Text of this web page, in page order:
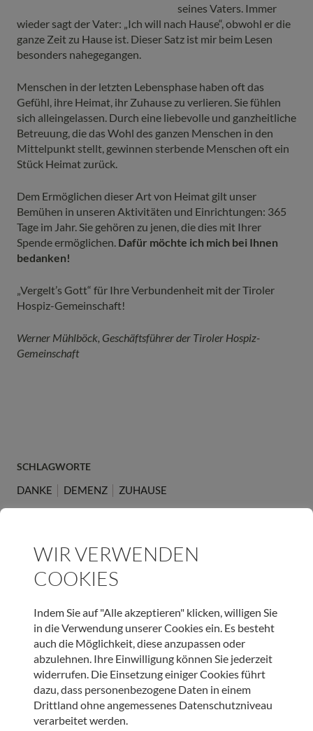
seines Vaters. Immer
wieder sagt der Vater: „Ich will nach Hause“, obwohl er die
ganze Zeit zu Hause ist. Dieser Satz ist mir beim Lesen
besonders nahegegangen.
Menschen in der letzten Lebensphase haben oft das
Gefühl, ihre Heimat, ihr Zuhause zu verlieren. Sie fühlen
sich alleingelassen. Durch eine liebevolle und ganzheitliche
Betreuung, die das Wohl des ganzen Menschen in den
Mittelpunkt stellt, gewinnen sterbende Menschen oft ein
Stück Heimat zurück.
Dem Ermöglichen dieser Art von Heimat gilt unser
Bemühen in unseren Aktivitäten und Einrichtungen: 365
Tage im Jahr. Sie gehören zu jenen, die dies mit Ihrer
Spende ermöglichen. Dafür möchte ich mich bei Ihnen
bedanken!
„Vergelt’s Gott“ für Ihre Verbundenheit mit der Tiroler
Hospiz-Gemeinschaft!
Werner Mühlböck, Geschäftsführer der Tiroler Hospiz-
Gemeinschaft
SCHLAGWORTE
DANKE DEMENZ ZUHAUSE
JETZT ONLINE SPENDEN & LIEBEVOLLE BEGLEITUNG
SCHENKEN
SPENDEN
WIR VERWENDEN
COOKIES
Indem Sie auf "Alle akzeptieren" klicken, willigen Sie
in die Verwendung unserer Cookies ein. Es besteht
auch die Möglichkeit, diese anzupassen oder
abzulehnen. Ihre Einwilligung können Sie jederzeit
widerrufen. Die Einsetzung einiger Cookies führt
dazu, dass personenbezogene Daten in einem
Drittland ohne angemessenes Datenschutzniveau
verarbeitet werden.